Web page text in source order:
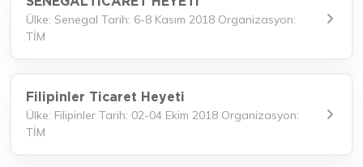
Ülke: Senegal Tarih: 6-8 Kasım 2018 Organizasyon:
TİM
Filipinler Ticaret Heyeti
Ülke: Filipinler Tarih: 02-04 Ekim 2018 Organizasyon:
TİM